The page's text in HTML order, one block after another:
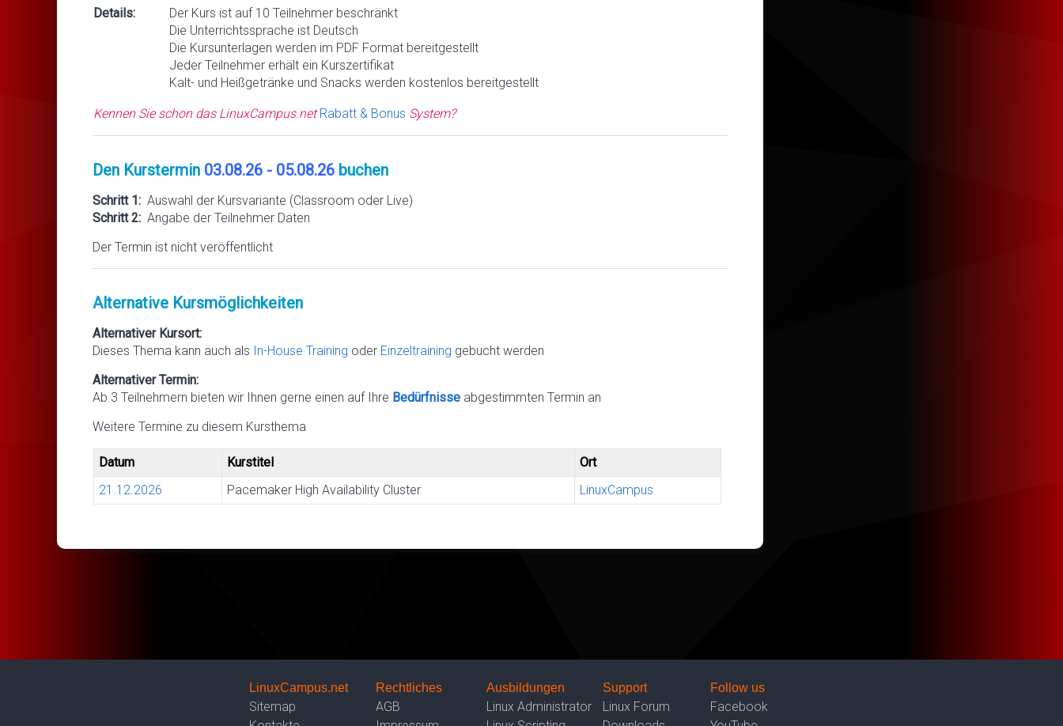
Details:
Der Kurs ist auf 10 Teilnehmer beschränkt
Die Unterrichtssprache ist Deutsch
Die Kursunterlagen werden im PDF Format bereitgestellt
Jeder Teilnehmer erhält ein Kurszertifikat
Kalt- und Heißgetränke und Snacks werden kostenlos bereitgestellt
Kennen Sie schon das LinuxCampus.netRabatt & Bonus System?
Den Kurstermin 03.08.26 - 05.08.26 buchen
Schritt 1: Auswahl der Kursvariante (Classroom oder Live)
Schritt 2: Angabe der Teilnehmer Daten
Der Termin ist nicht veröffentlicht
Alternative Kursmöglichkeiten
Alternativer Kursort:
Dieses Thema kann auch als In-House Training oder Einzeltraining gebucht werden
Alternativer Termin:
Ab 3 Teilnehmern bieten wir Ihnen gerne einen auf Ihre Bedürfnisse abgestimmten Termin an
Weitere Termine zu diesem Kursthema
Datum Kurstitel
Ort
21.12.2026
Pacemaker High Availability Cluster LinuxCampus
LinuxCampus.net Rechtliches Ausbildungen Support Follow us
Sitemap AGB Linux Administrator Linux Forum
Facebook